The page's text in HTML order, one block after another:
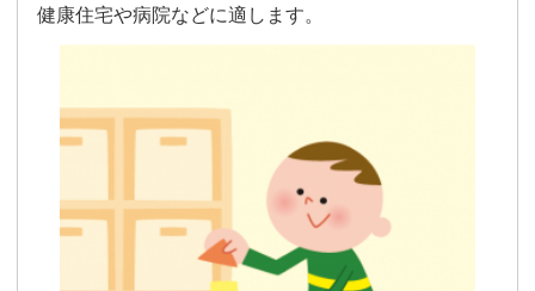
健康住宅や病院などに適します。